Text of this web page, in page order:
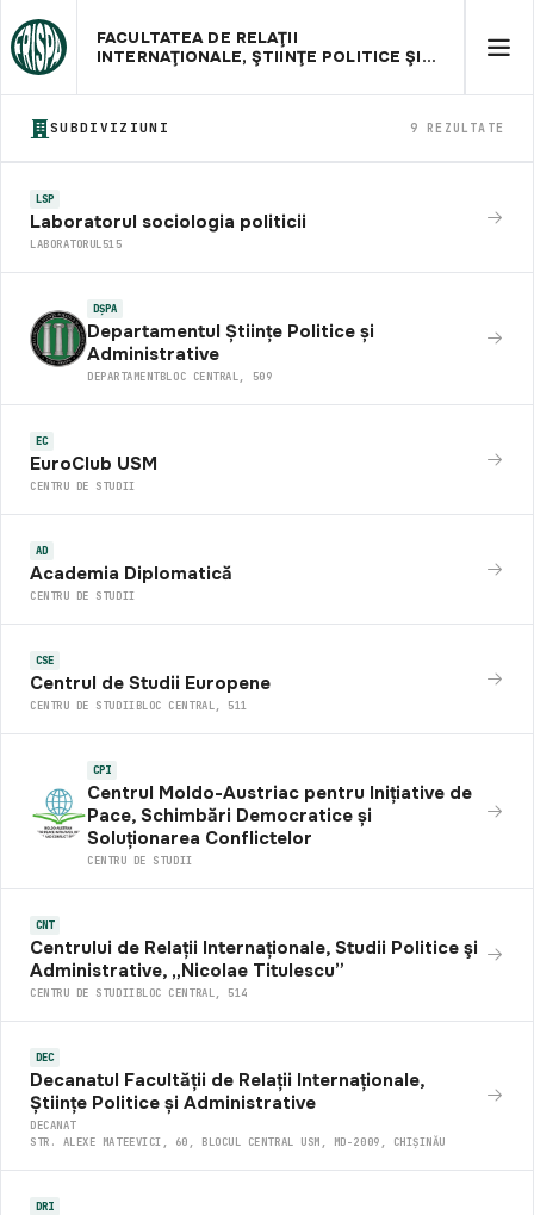
FACULTATEA DE RELAŢII
INTERNAŢIONALE, ŞTIINŢE POLITICE ŞI
SUBDIVIZIUNI 9 REZULTATE
LSP
Laboratorul sociologia politicii
LABORATORUL515
DȘPA
Departamentul Științe Politice și
Administrative
DEPARTAMENTBLOC CENTRAL, 509
EC
EuroClub USM
CENTRU DE STUDII
AD
Academia Diplomatică
CENTRU DE STUDII
CSE
Centrul de Studii Europene
CENTRU DE STUDIIBLOC CENTRAL, 511
CPI
Centrul Moldo-Austriac pentru Inițiative de
Pace, Schimbări Democratice și
Soluționarea Conflictelor
CENTRU DE STUDII
CNT
Centrului de Relații Internaționale, Studii Politice şi
Administrative, „Nicolae Titulescu”
CENTRU DE STUDIIBLOC CENTRAL, 514
DEC
Decanatul Facultății de Relații Internaționale,
Științe Politice și Administrative
DECANAT
STR. ALEXE MATEEVICI, 60, BLOCUL CENTRAL USM, MD-2009, CHIȘINĂU
DRI